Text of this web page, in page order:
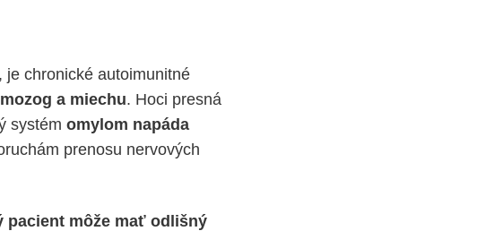
je chronické autoimunitné
mozog a miechu. Hoci presná
systém omylom napáda
prenosu nervových
pacient môže mať odlišný